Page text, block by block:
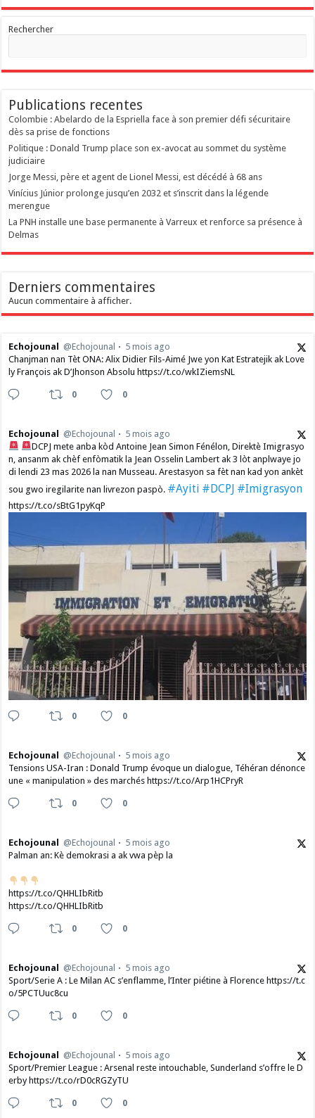
Rechercher
Publications recentes
Colombie : Abelardo de la Espriella face à son premier défi sécuritaire
dès sa prise de fonctions
Politique : Donald Trump place son ex-avocat au sommet du système
judiciaire
Jorge Messi, père et agent de Lionel Messi, est décédé à 68 ans
Vinícius Júnior prolonge jusqu’en 2032 et s’inscrit dans la légende
merengue
La PNH installe une base permanente à Varreux et renforce sa présence à
Delmas
Derniers commentaires
Aucun commentaire à afficher.
Echojounal @Echojounal
5 mois ago
Chanjman nan Tèt ONA: Alix Didier Fils-Aimé Jwe yon Kat Estratejik ak Love
ly François ak D’Jhonson Absolu https://t.co/wkIZiemsNL
0 0
Echojounal @Echojounal
5 mois ago
DCPJ mete anba kòd Antoine Jean Simon Fénélon, Direktè Imigrasyo
n, ansanm ak chèf enfòmatik la Jean Osselin Lambert ak 3 lòt anplwaye jo
di lendi 23 mas 2026 la nan Musseau. Arestasyon sa fèt nan kad yon ankèt
sou gwo iregilarite nan livrezon paspò. #Ayiti #DCPJ #Imigrasyon
https://t.co/sBtG1pyKqP
0 0
Echojounal @Echojounal
5 mois ago
Tensions USA-Iran : Donald Trump évoque un dialogue, Téhéran dénonce
une « manipulation » des marchés https://t.co/Arp1HCPryR
0 0
Echojounal @Echojounal
5 mois ago
Palman an: Kè demokrasi a ak vwa pèp la
https://t.co/QHHLIbRitb
https://t.co/QHHLIbRitb
0 0
Echojounal @Echojounal
5 mois ago
Sport/Serie A : Le Milan AC s’enflamme, l’Inter piétine à Florence https://t.c
o/5PCTUuc8cu
0 0
Echojounal @Echojounal
5 mois ago
Sport/Premier League : Arsenal reste intouchable, Sunderland s’offre le D
erby https://t.co/rD0cRGZyTU
0 0